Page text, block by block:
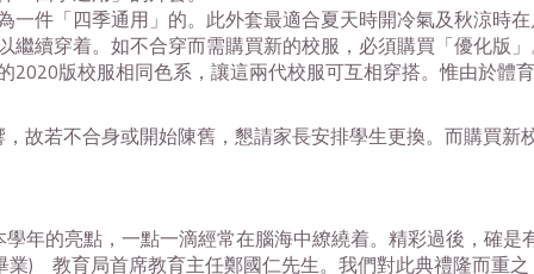
件「四季通用」的。此外套最適合夏天時開冷氣及秋涼時
續穿着。如不合穿而需購買新的校服，必須購買「優化版
2020版校服相同色系，讓這兩代校服可互相穿搭。惟由於體
若不合身或開始陳舊，懇請家長安排學生更換。而購買新
年的亮點，一點一滴經常在腦海中繚繞着。精彩過後，確是
業) 教育局首席教育主任鄭國仁先生。我們對此典禮隆而重